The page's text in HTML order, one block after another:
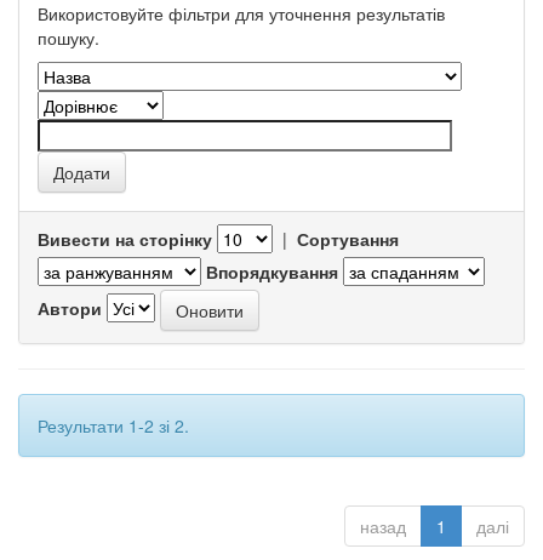
Використовуйте фільтри для уточнення результатів
пошуку.
Вивести на сторінку | Сортування
Впорядкування
Автори
Результати 1-2 зі 2.
назад 1 далі